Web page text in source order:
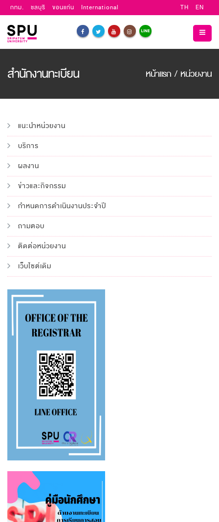
กทม. ชลบุรี ขอนแก่น International TH EN
สำนักงานทะเบียน หน้าแรก / หน่วยงาน
แนะนำหน่วยงาน
บริการ
ผลงาน
ข่าวและกิจกรรม
กำหนดการดำเนินงานประจำปี
ถามตอบ
ติดต่อหน่วยงาน
เว็บไซต์เดิม